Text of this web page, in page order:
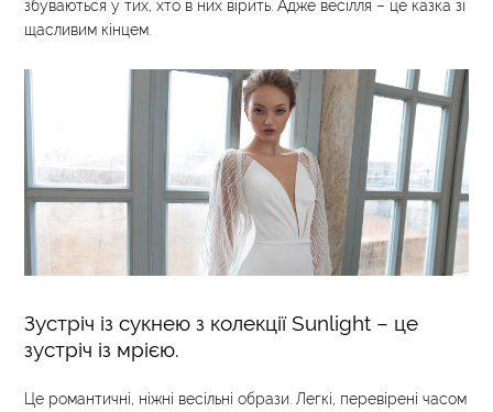
збуваються у тих, хто в них вірить. Адже весілля – це казка зі
щасливим кінцем.
Зустріч із сукнею з колекції Sunlight – це
зустріч із мрією.
Це романтичні, ніжні весільні образи. Легкі, перевірені часом